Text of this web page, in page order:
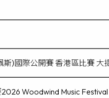
)國際公開賽 香港區比賽 大
Woodwind Music